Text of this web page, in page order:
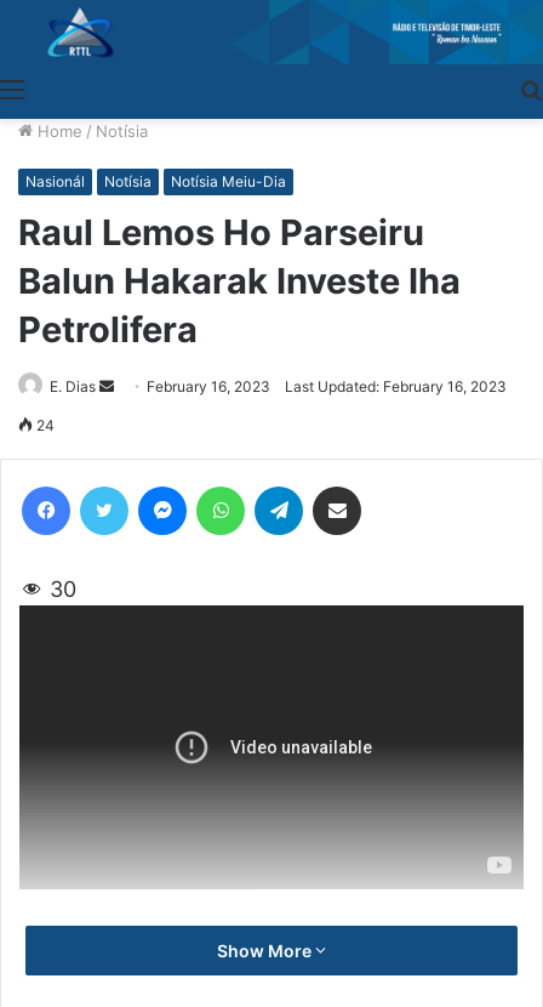
Home / Notísia
Nasionál Notísia Notísia Meiu-Dia
Raul Lemos Ho Parseiru
Balun Hakarak Investe Iha
Petrolifera
E. Dias
SendFebruary 16, 2023 Last Updated: February 16, 2023
24
30
Show More